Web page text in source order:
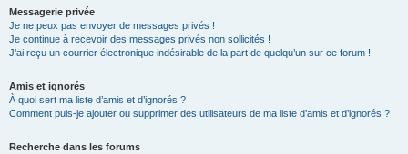
Messagerie privée
Je ne peux pas envoyer de messages privés !
Je continue à recevoir des messages privés non sollicités !
J’ai reçu un courrier électronique indésirable de la part de quelqu’un sur ce forum !
Amis et ignorés
À quoi sert ma liste d’amis et d’ignorés ?
Comment puis-je ajouter ou supprimer des utilisateurs de ma liste d’amis et d’ignorés ?
Recherche dans les forums